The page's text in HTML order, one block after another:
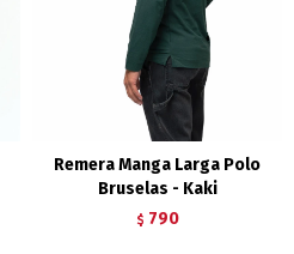
Remera Manga Larga Polo
Bruselas - Kaki
$ 790